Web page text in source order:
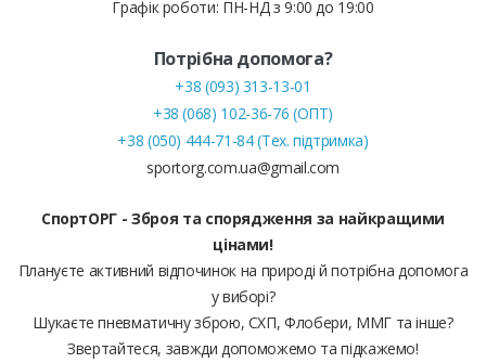
Графік роботи: ПН-НД з 9:00 до 19:00
Потрібна допомога?
+38 (093) 313-13-01
+38 (068) 102-36-76 (ОПТ)
+38 (050) 444-71-84 (Тех. підтримка)
sportorg.com.ua@gmail.com
СпортОРГ - Зброя та спорядження за найкращими
цінами!
Плануєте активний відпочинок на природі й потрібна допомога
у виборі?
Шукаєте пневматичну зброю, СХП, Флобери, ММГ та інше?
Звертайтеся, завжди допоможемо та підкажемо!